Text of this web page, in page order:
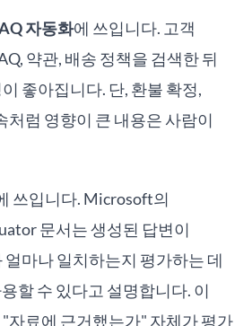
자동화에 쓰입니다. 고객
약관, 배송 정책을 검색한 뒤
좋아집니다. 단, 환불 확정,
처럼 영향이 큰 내용은 사람이
쓰입니다. Microsoft의
문서는 생성된 답변이
마나 일치하는지 평가하는 데
할 수 있다고 설명합니다. 이
자료에 근거했는가" 자체가 평가